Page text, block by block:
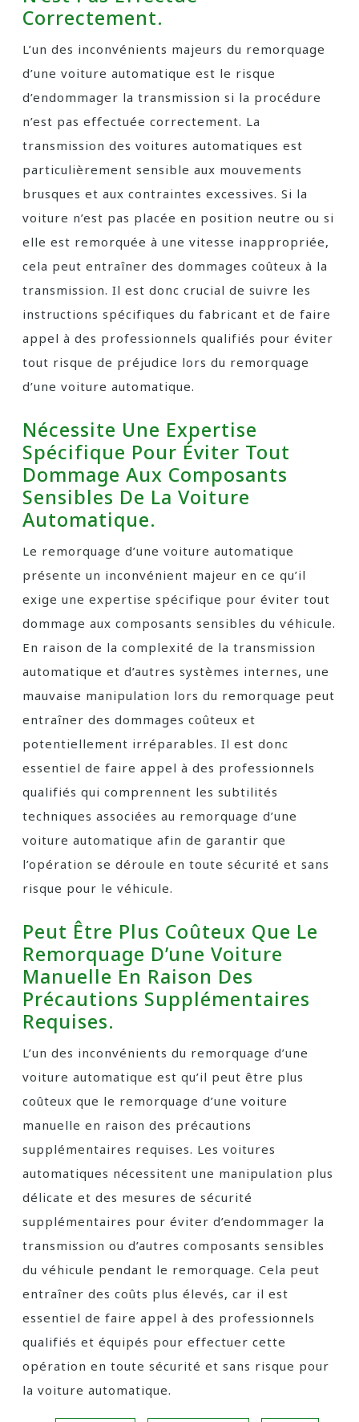
Correctement.
L’un des inconvénients majeurs du remorquage
d’une voiture automatique est le risque
d’endommager la transmission si la procédure
n’est pas effectuée correctement. La
transmission des voitures automatiques est
particulièrement sensible aux mouvements
brusques et aux contraintes excessives. Si la
voiture n’est pas placée en position neutre ou si
elle est remorquée à une vitesse inappropriée,
cela peut entraîner des dommages coûteux à la
transmission. Il est donc crucial de suivre les
instructions spécifiques du fabricant et de faire
appel à des professionnels qualifiés pour éviter
tout risque de préjudice lors du remorquage
d’une voiture automatique.
Nécessite Une Expertise
Spécifique Pour Éviter Tout
Dommage Aux Composants
Sensibles De La Voiture
Automatique.
Le remorquage d’une voiture automatique
présente un inconvénient majeur en ce qu’il
exige une expertise spécifique pour éviter tout
dommage aux composants sensibles du véhicule.
En raison de la complexité de la transmission
automatique et d’autres systèmes internes, une
mauvaise manipulation lors du remorquage peut
entraîner des dommages coûteux et
potentiellement irréparables. Il est donc
essentiel de faire appel à des professionnels
qualifiés qui comprennent les subtilités
techniques associées au remorquage d’une
voiture automatique afin de garantir que
l’opération se déroule en toute sécurité et sans
risque pour le véhicule.
Peut Être Plus Coûteux Que Le
Remorquage D’une Voiture
Manuelle En Raison Des
Précautions Supplémentaires
Requises.
L’un des inconvénients du remorquage d’une
voiture automatique est qu’il peut être plus
coûteux que le remorquage d’une voiture
manuelle en raison des précautions
supplémentaires requises. Les voitures
automatiques nécessitent une manipulation plus
délicate et des mesures de sécurité
supplémentaires pour éviter d’endommager la
transmission ou d’autres composants sensibles
du véhicule pendant le remorquage. Cela peut
entraîner des coûts plus élevés, car il est
essentiel de faire appel à des professionnels
qualifiés et équipés pour effectuer cette
opération en toute sécurité et sans risque pour
la voiture automatique.